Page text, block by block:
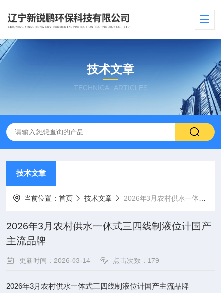
技术文章
TECHNICAL ARTICLES
技术文章
当前位置：首页 技术文章 2026年3月农村供水一体式三四线制液位计国产主流品牌​
2026年3月农村供水一体式三四线制液位计国产
主流品牌​
更新时间：2026-03-14 点击次数：179
2026年3月农村供水一体式三四线制液位计国产主流品牌